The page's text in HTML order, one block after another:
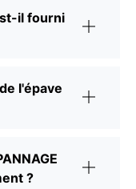
il fourni
l'épave
?